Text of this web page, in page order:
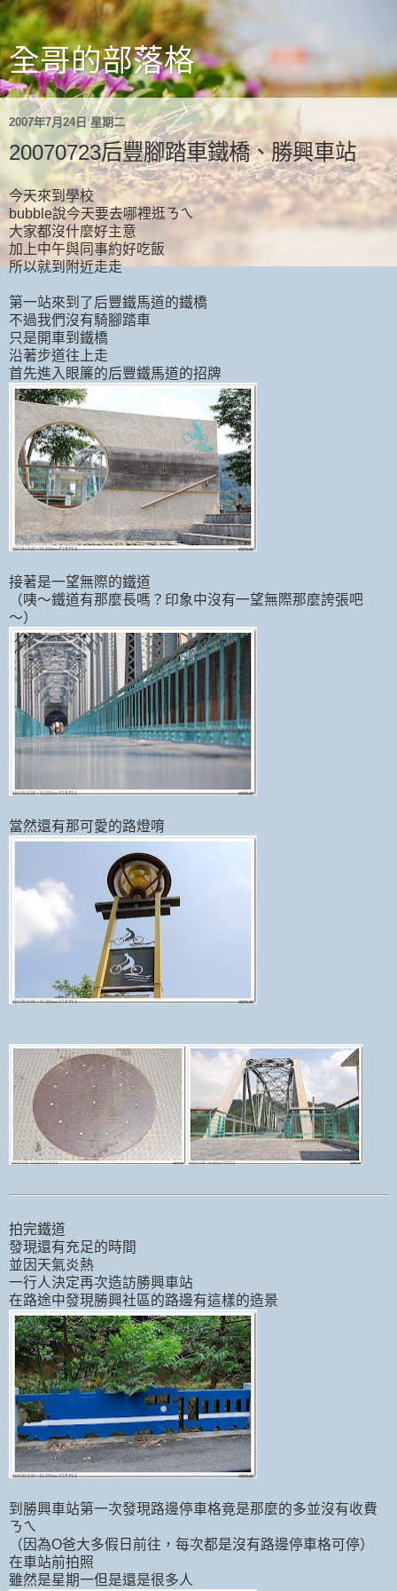
全哥的部落格
2007年7月24日 星期二
20070723后豐腳踏車鐵橋、勝興車站
今天來到學校
bubble說今天要去哪裡逛ㄋㄟ
大家都沒什麼好主意
加上中午與同事約好吃飯
所以就到附近走走
第一站來到了后豐鐵馬道的鐵橋
不過我們沒有騎腳踏車
只是開車到鐵橋
沿著步道往上走
首先進入眼簾的后豐鐵馬道的招牌
接著是一望無際的鐵道
（咦～鐵道有那麼長嗎？印象中沒有一望無際那麼誇張吧
～）
當然還有那可愛的路燈唷
拍完鐵道
發現還有充足的時間
並因天氣炎熱
一行人決定再次造訪勝興車站
在路途中發現勝興社區的路邊有這樣的造景
到勝興車站第一次發現路邊停車格竟是那麼的多並沒有收費
ㄋㄟ
（因為O爸大多假日前往，每次都是沒有路邊停車格可停）
在車站前拍照
雖然是星期一但是還是很多人